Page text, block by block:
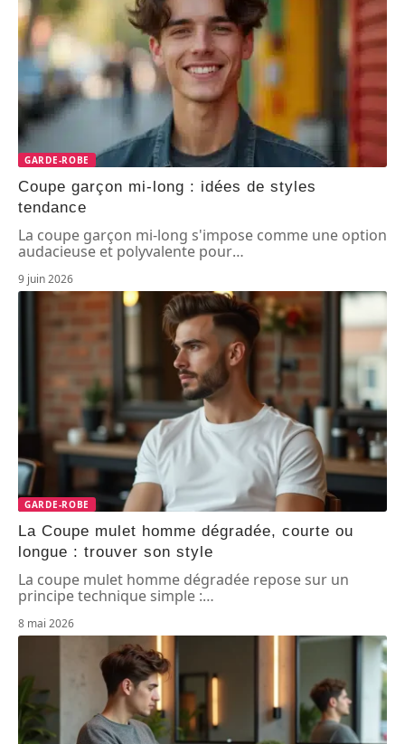
GARDE-ROBE
Coupe garçon mi-long : idées de styles
tendance
La coupe garçon mi-long s'impose comme une option
audacieuse et polyvalente pour…
9 juin 2026
GARDE-ROBE
La Coupe mulet homme dégradée, courte ou
longue : trouver son style
La coupe mulet homme dégradée repose sur un
principe technique simple :…
8 mai 2026